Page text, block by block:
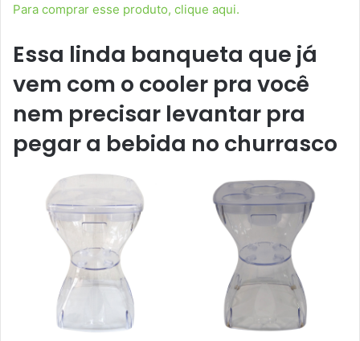
Para comprar esse produto, clique aqui.
Essa linda banqueta que já
vem com o cooler pra você
nem precisar levantar pra
pegar a bebida no churrasco